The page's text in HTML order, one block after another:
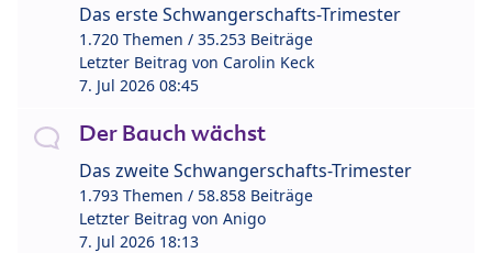
Das erste Schwangerschafts-Trimester
1.720 Themen / 35.253 Beiträge
Letzter Beitrag von Carolin Keck
7. Jul 2026 08:45
Der Bauch wächst
Das zweite Schwangerschafts-Trimester
1.793 Themen / 58.858 Beiträge
Letzter Beitrag von Anigo
7. Jul 2026 18:13